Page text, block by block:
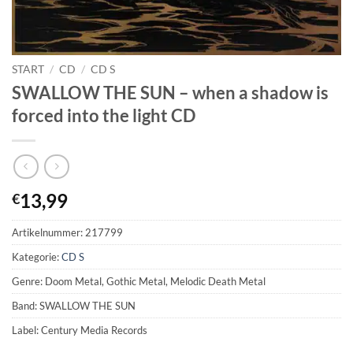
START / CD / CD S
SWALLOW THE SUN – when a shadow is
forced into the light CD
€13,99
Artikelnummer:217799
Kategorie:CD S
Genre: Doom Metal, Gothic Metal, Melodic Death Metal
Band: SWALLOW THE SUN
Label: Century Media Records